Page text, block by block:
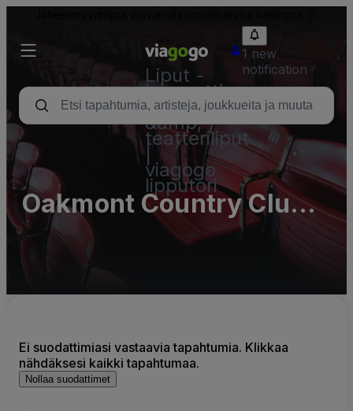
Liput -
konsertti,
urheilu
&amp;
teatteriliput
viagogo
lipputori
1 new
notification
Oakmont Country Club
Parking Lots (InActive)
Ei suodattimiasi vastaavia tapahtumia. Klikkaa
nähdäksesi kaikki tapahtumaa.
Nollaa suodattimet